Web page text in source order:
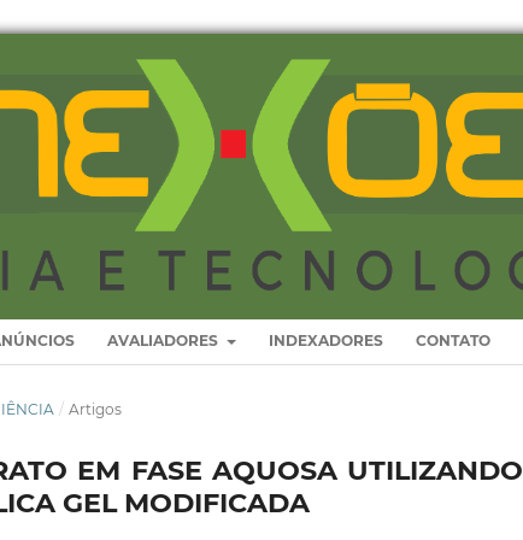
AVALIADORES INDEXADORES CONTATO
/ Artigos
EM FASE AQUOSA UTILIZANDO
GEL MODIFICADA